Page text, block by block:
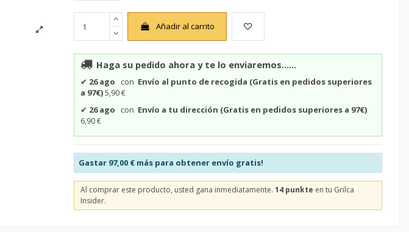
Añadir al carrito
Haga su pedido ahora y te lo enviaremos......
✔ 26 ago con Envío al punto de recogida (Gratis en pedidos superiores
a 97€)5,90 €
✔ 26 ago con Envío a tu dirección (Gratis en pedidos superiores a 97€)
6,90 €
Gastar 97,00 €más para obtener envío gratis!
Al comprar este producto, usted gana inmediatamente.14 punkte en tu Grilca
Insider.